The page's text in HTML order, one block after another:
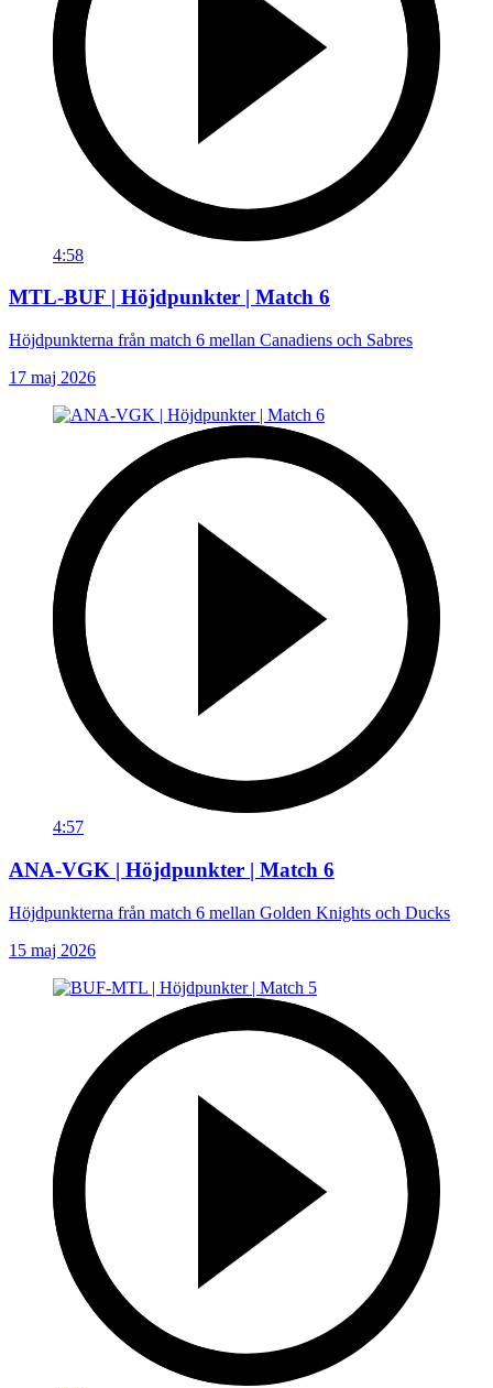
4:58
MTL-BUF | Höjdpunkter | Match 6
Höjdpunkterna från match 6 mellan Canadiens och Sabres
17 maj 2026
4:57
ANA-VGK | Höjdpunkter | Match 6
Höjdpunkterna från match 6 mellan Golden Knights och Ducks
15 maj 2026